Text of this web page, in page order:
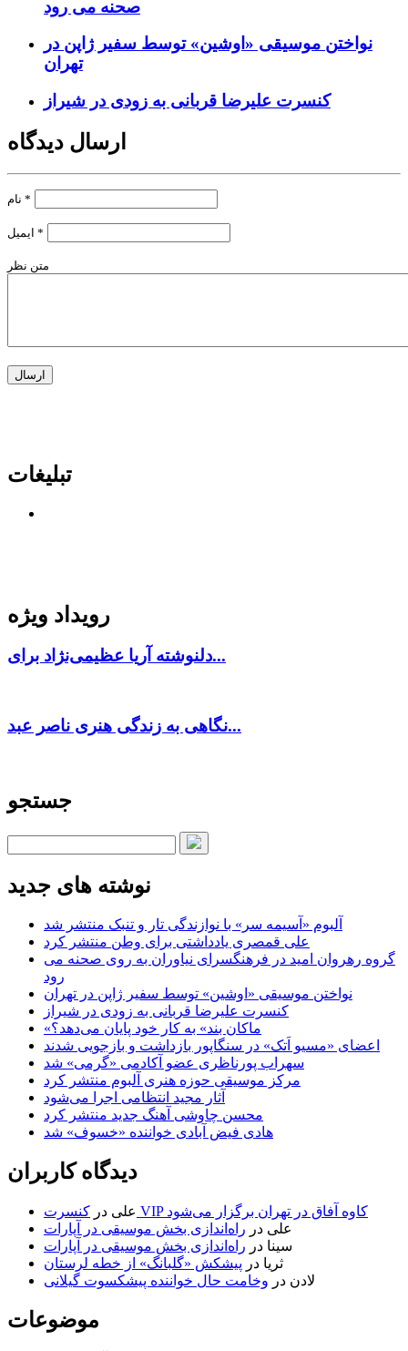
صحنه می رود
نواختن موسیقی «اوشین» توسط سفیر ژاپن در
تهران
کنسرت علیرضا قربانی به زودی در شیراز
ارسال دیدگاه
*
*
متن نظر
تبلیغات
رویداد ویژه
دلنوشته آریا عظیمی‌نژاد برای...
نگاهی به زندگی هنری ناصر عبد...
جستجو
نوشته های جدید
آلبوم «آسیمه سر» با نوازندگی تار و تنبک منتشر شد
علی قمصری یادداشتی برای وطن منتشر کرد
گروه رهروان امید در فرهنگسرای نیاوران به روی صحنه می
رود
نواختن موسیقی «اوشین» توسط سفیر ژاپن در تهران
کنسرت علیرضا قربانی به زودی در شیراز
«ماکان بند» به کار خود پایان می‌دهد؟
اعضای «مسیو اَتک» در سنگاپور بازداشت و بازجویی شدند
سهراب پورناظری عضو آکادمی «گرمی» شد
مرکز موسیقی حوزه هنری آلبوم منتشر کرد
آثار مجید انتظامی اجرا می‌شود
محسن چاوشی آهنگ جدید منتشر کرد
هادی فیض آبادی خواننده «خسوف» شد
دیدگاه کاربران
علی در
کنسرت VIP کاوه آفاق در تهران برگزار می‌شود
علی در راه‌اندازی بخش موسیقی در آپارات
سینا در راه‌اندازی بخش موسیقی در آپارات
ثریا در پیشکش «گلبانگ» از خطه لرستان
لادن در وخامت حال خواننده پیشکسوت گیلانی
موضوعات